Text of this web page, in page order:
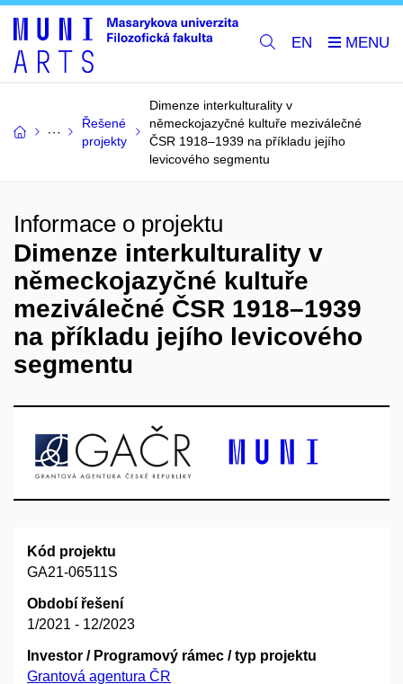
EN
Řešené
projekty
Dimenze interkulturality v
německojazyčné kultuře meziválečné
ČSR 1918–1939 na příkladu jejího
levicového segmentu
Informace o projektu
Dimenze interkulturality v
německojazyčné kultuře
meziválečné ČSR 1918–1939
na příkladu jejího levicového
segmentu
Kód projektu
GA21-06511S
Období řešení
1/2021 - 12/2023
Investor / Programový rámec / typ projektu
Grantová agentura ČR